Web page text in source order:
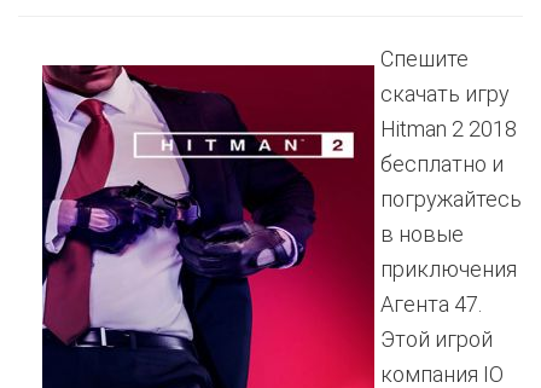
Спешите
скачать игру
Hitman 2 2018
бесплатно и
погружайтесь
в новые
приключения
Агента 47.
Этой игрой
компания IO